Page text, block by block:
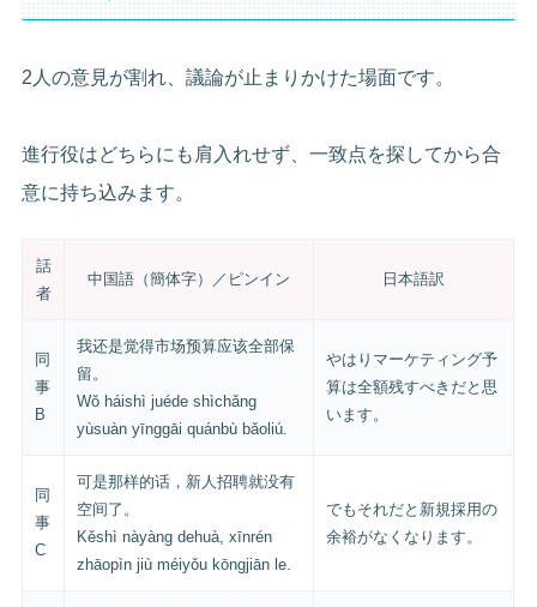
2人の意見が割れ、議論が止まりかけた場面です。
進行役はどちらにも肩入れせず、一致点を探してから合
意に持ち込みます。
話
者
中国語（簡体字）／ピンイン 日本語訳
同
事
B
我还是觉得市场预算应该全部保
留。
Wǒ háishì juéde shìchǎng
yùsuàn yīnggāi quánbù bǎoliú.
やはりマーケティング予
算は全額残すべきだと思
います。
同
事
C
可是那样的话，新人招聘就没有
空间了。
Kěshì nàyàng dehuà, xīnrén
zhāopìn jiù méiyǒu kōngjiān le.
でもそれだと新規採用の
余裕がなくなります。